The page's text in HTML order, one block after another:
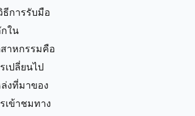
ธีการรับมือ
ใน
าหกรรมคือ
เปลี่ยนไป
งที่มาของ
เข้าชมทาง